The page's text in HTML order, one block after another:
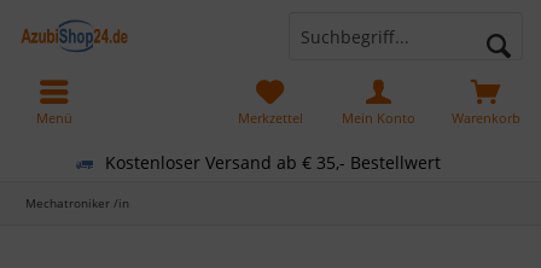
Kostenloser Versand ab € 35,- Bestellwert
Warenkorb
Merkzettel Mein Konto
Menü
Mechatroniker /in